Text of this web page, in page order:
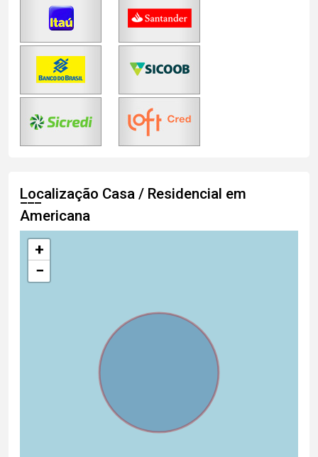
Localização Casa / Residencial em
Americana
+
−